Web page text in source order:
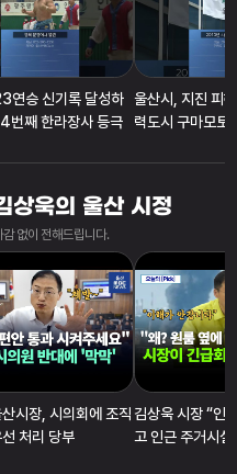
연승 신기록 달성하
번째 한라장사 등극
울산시, 지진 피
력도시 구마모토
상욱의 울산 시정
없이 전해드립니다.
시장, 시의회에 조직
처리 당부
김상욱 시장 “인
고 인근 주거시